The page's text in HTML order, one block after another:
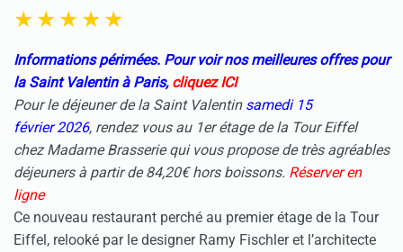
Informations périmées. Pour voir nos meilleures offres pour
la Saint Valentin à Paris, cliquez ICI
Pour le déjeuner de la Saint Valentin samedi 15
février 2026, rendez vous au 1er étage de la Tour Eiffel
chez Madame Brasserie qui vous propose de très agréables
déjeuners à partir de 84,20€ hors boissons. Réserver en
ligne
Ce nouveau restaurant perché au premier étage de la Tour
Eiffel, relooké par le designer Ramy Fischler et l’architecte